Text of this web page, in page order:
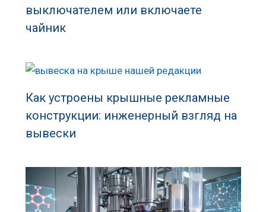
выключателем или включаете
чайник
Как устроены крышные рекламные
конструкции: инженерный взгляд на
вывески